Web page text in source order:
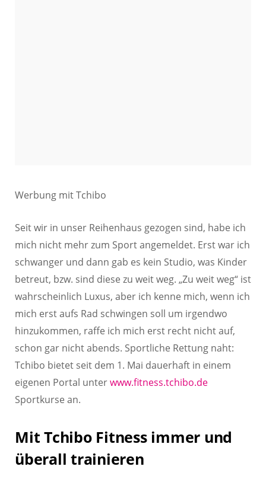
Werbung mit Tchibo
Seit wir in unser Reihenhaus gezogen sind, habe ich
mich nicht mehr zum Sport angemeldet. Erst war ich
schwanger und dann gab es kein Studio, was Kinder
betreut, bzw. sind diese zu weit weg. „Zu weit weg“ ist
wahrscheinlich Luxus, aber ich kenne mich, wenn ich
mich erst aufs Rad schwingen soll um irgendwo
hinzukommen, raffe ich mich erst recht nicht auf,
schon gar nicht abends. Sportliche Rettung naht:
Tchibo bietet seit dem 1. Mai dauerhaft in einem
eigenen Portal unterwww.fitness.tchibo.de
Sportkurse an.
Mit Tchibo Fitness immer und
überall trainieren